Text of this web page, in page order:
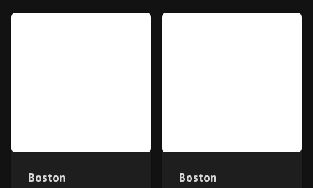
Boston Boston